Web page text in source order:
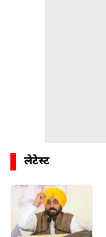
लेटेस्ट